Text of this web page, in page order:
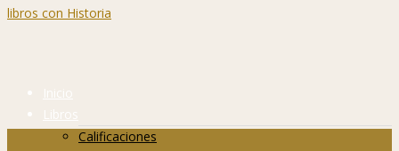
Inicio
Libros
Calificaciones